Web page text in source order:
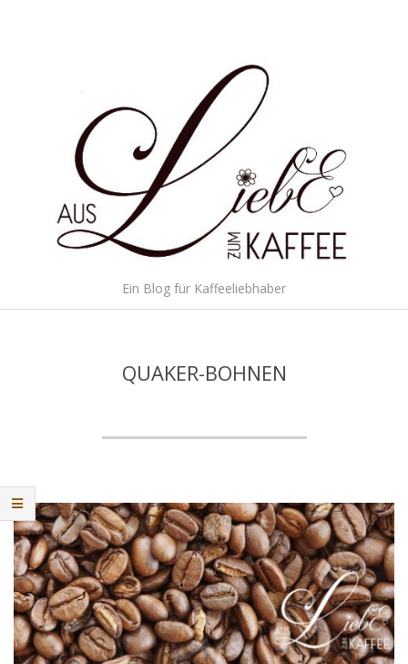
Aus
Liebe
Ein Blog für Kaffeeliebhaber
QUAKER-BOHNEN